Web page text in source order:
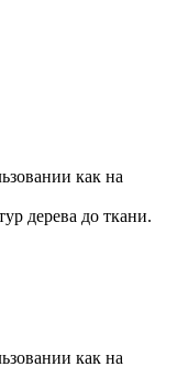
как на
дерева до ткани.
как на